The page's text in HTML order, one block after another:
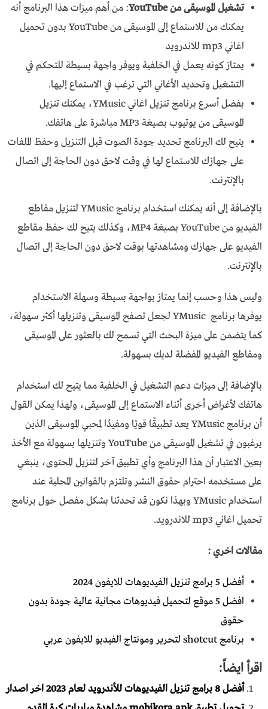
تشغيل الموسيقى من YouTube
: من أهم ميزات هذا البرنامج أنه
يمكنك من للاستماع إلى الموسيقى من YouTube بدون تحميل
اغاني mp3 للاندرويد
يمتاز كونه يعمل في الخلفية ويوفر واجهة بسيطة للتحكم في
التشغيل وتحديد الأغاني التي ترغب في الاستماع إليها.
بفضل أسرع برنامج تنزيل اغاني YMusic، يمكنك تنزيل
الموسيقى من يوتيوب بصيغة MP3 مباشرة على هاتفك.
يتيح لك البرنامج تحديد جودة الصوت قبل التنزيل وحفظ الملفات
على جهازك للاستماع لها في وقت لاحق دون الحاجة إلى اتصال
بالإنترنت.
بالإضافة إلى أنه يمكنك استخدام برنامج YMusic لتنزيل مقاطع
الفيديو من YouTube بصيغة MP4، وكذلك يتيح لك حفظ مقاطع
الفيديو على جهازك ومشاهدتها بوقت لاحق دون الحاجة إلى اتصال
بالإنترنت.
وليس هذا وحسب إنما يمتاز بواجهة بسيطة وسهلة الاستخدام
يوفرها برنامج YMusic لجعل تصفح الموسيقى وتنزيلها أكثر سهولة،
كما يتضمن على ميزة البحث التي تسمح لك بالعثور على الموسيقى
ومقاطع الفيديو المفضلة لديك بسهولة.
بالإضافة إلى ميزات دعم التشغيل في الخلفية مما يتيح لك استخدام
هاتفك لأغراض أخرى أثناء الاستماع إلى الموسيقى، ولهذا يمكن القول
أن برنامج YMusic يعد تطبيقًا قويًا ومفيدًا لمحبي الموسيقى الذين
يرغبون في تشغيل الموسيقى من YouTube وتنزيلها بسهولة مع الأخذ
بعين الاعتبار أن هذا البرنامج وأي تطبيق آخر لتنزيل المحتوى، ينبغي
على مستخدمه احترام حقوق النشر وتلتزم بالقوانين المحلية عند
استخدام YMusic وبهذا نكون قد تحدثنا بشكل مفصل حول برنامج
تحميل اغاني mp3 للاندرويد.
مقالات اخري :
أفضل 5 برامج تنزيل الفيديوهات للايفون 2024
افضل 5 موقع لتحميل فيديوهات مجانية عالية جودة بدون
حقوق
برنامج shotcut لتحرير ومونتاج الفيديو للايفون عربي
اقرأ ايضاً:
أفضل 8 برامج تنزيل الفيديوهات للأندرويد لعام 2023 اخر اصدار